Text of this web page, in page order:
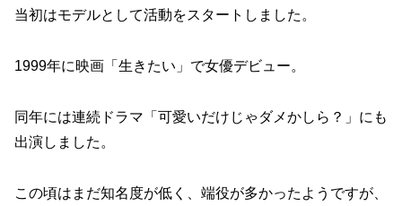
当初はモデルとして活動をスタートしました。
1999年に映画「生きたい」で女優デビュー。
同年には連続ドラマ「可愛いだけじゃダメかしら？」にも
出演しました。
この頃はまだ知名度が低く、端役が多かったようですが、